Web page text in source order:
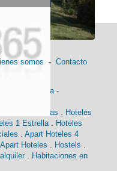
somos - Contacto
Historia -
4 Estrellas
Hoteles
1 Estrella
Hoteles
Apart Hoteles 4
Apart Hoteles Hostels
Habitaciones en